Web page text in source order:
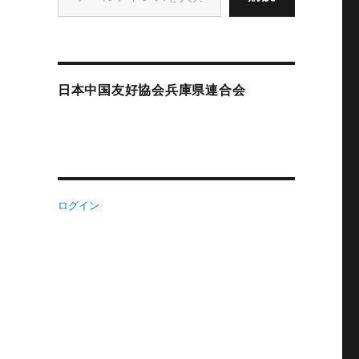
日本中国友好協会兵庫県連合会
ログイン